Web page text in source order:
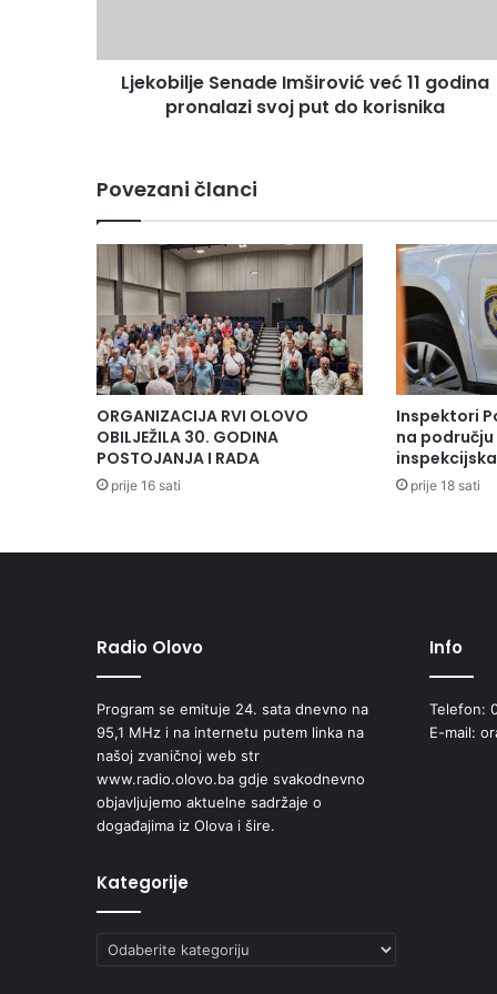
put
Ljekobilje Senade Imširović već 11 godina
pronalazi svoj put do korisnika
Povezani članci
ORGANIZACIJA RVI OLOVO
OBILJEŽILA 30. GODINA
POSTOJANJA I RADA
prije 16 sati
Inspektori
na području
prije 18 sati
Radio Olovo
Program se emituje 24. sata dnevno na
95,1 MHz i na internetu putem linka na
našoj zvaničnoj web str
www.radio.olovo.ba gdje svakodnevno
objavljujemo aktuelne sadržaje o
događajima iz Olova i šire.
Kategorije
Kategorije
Info
Telefon:
E-mail: